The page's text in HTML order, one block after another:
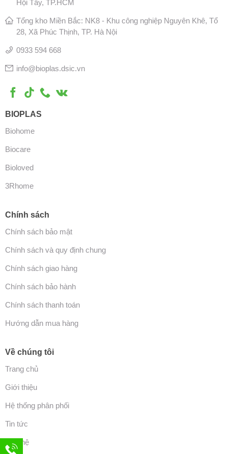
Hội Tây, TP.HCM
Tổng kho Miền Bắc: NK8 - Khu công nghiệp Nguyên Khê, Tổ
28, Xã Phúc Thịnh, TP. Hà Nội
0933 594 668
info@bioplas.dsic.vn
BIOPLAS
Biohome
Biocare
Bioloved
3Rhome
Chính sách
Chính sách bảo mật
Chính sách và quy định chung
Chính sách giao hàng
Chính sách bảo hành
Chính sách thanh toán
Hướng dẫn mua hàng
Về chúng tôi
Trang chủ
Giới thiệu
Hệ thống phân phối
Tin tức
Liên hệ